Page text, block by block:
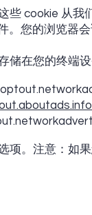
些 cookie 从我
。您的浏览器
储在您的终端
项。注意：如